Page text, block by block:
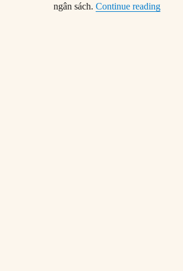
ngân sách.Continue reading